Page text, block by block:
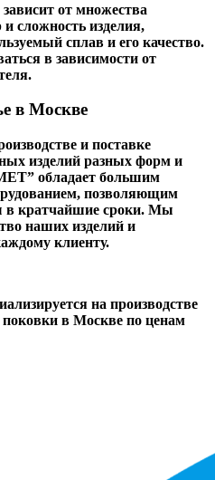
от множества
сложность изделия,
сплав и его качество.
в зависимости от
в Москве
и поставке
изделий разных форм и
обладает большим
позволяющим
в кратчайшие сроки. Мы
наших изделий и
клиенту.
на производстве
поковки в Москве по ценам